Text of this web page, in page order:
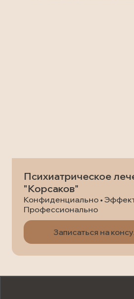
Психиатрическое
"Корсаков"
Конфиденциально •
Профессионально
Записаться на